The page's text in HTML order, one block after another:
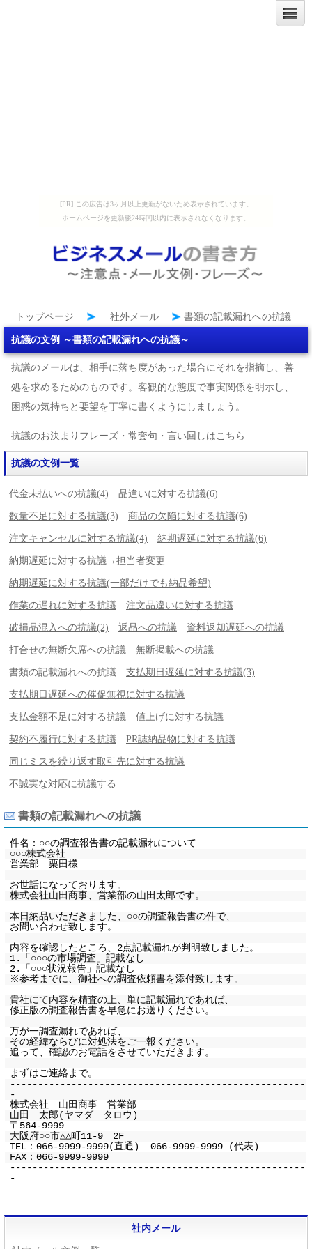
[PR] この広告は3ヶ月以上更新がないため表示されています。
ホームページを更新後24時間以内に表示されなくなります。
トップページ 社外メール 書類の記載漏れへの抗議
抗議の文例 ～書類の記載漏れへの抗議～
抗議のメールは、相手に落ち度があった場合にそれを指摘し、善
処を求めるためのものです。客観的な態度で事実関係を明示し、
困惑の気持ちと要望を丁寧に書くようにしましょう。
抗議のお決まりフレーズ・常套句・言い回しはこちら
抗議の文例一覧
代金未払いへの抗議(4) 品違いに対する抗議(6)
数量不足に対する抗議(3) 商品の欠陥に対する抗議(6)
注文キャンセルに対する抗議(4) 納期遅延に対する抗議(6)
納期遅延に対する抗議→担当者変更
納期遅延に対する抗議(一部だけでも納品希望)
作業の遅れに対する抗議 注文品違いに対する抗議
破損品混入への抗議(2) 返品への抗議 資料返却遅延への抗議
打合せの無断欠席への抗議 無断掲載への抗議
書類の記載漏れへの抗議 支払期日遅延に対する抗議(3)
支払期日遅延への催促無視に対する抗議
支払金額不足に対する抗議 値上げに対する抗議
契約不履行に対する抗議 PR誌納品物に対する抗議
同じミスを繰り返す取引先に対する抗議
不誠実な対応に抗議する
書類の記載漏れへの抗議
件名：○○の調査報告書の記載漏れについて
○○○株式会社
営業部 栗田様
お世話になっております。
株式会社山田商事、営業部の山田太郎です。
本日納品いただきました、○○の調査報告書の件で、
お問い合わせ致します。
内容を確認したところ、2点記載漏れが判明致しました。
1.「○○○の市場調査」記載なし
2.「○○○状況報告」記載なし
※参考までに、御社への調査依頼書を添付致します。
貴社にて内容を精査の上、単に記載漏れであれば、
修正版の調査報告書を早急にお送りください。
万が一調査漏れであれば、
その経緯ならびに対処法をご一報ください。
追って、確認のお電話をさせていただきます。
まずはご連絡まで。
-----------------------------------------------------
-
株式会社 山田商事 営業部
山田 太郎(ヤマダ タロウ)
〒564-9999
大阪府○○市△△町11-9 2F
TEL：066-9999-9999(直通) 066-9999-9999 (代表)
FAX：066-9999-9999
-----------------------------------------------------
-
社内メール